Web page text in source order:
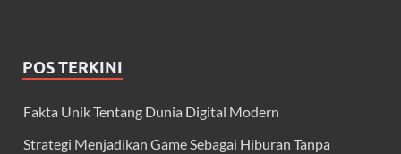
POS TERKINI
Fakta Unik Tentang Dunia Digital Modern
Strategi Menjadikan Game Sebagai Hiburan Tanpa